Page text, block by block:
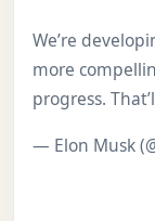
We’re
more
progress.
— Elon Musk